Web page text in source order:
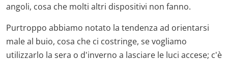
angoli, cosa che molti altri dispositivi non fanno.
Purtroppo abbiamo notato la tendenza ad orientarsi
male al buio, cosa che ci costringe, se vogliamo
utilizzarlo la sera o d'inverno a lasciare le luci accese; c'è